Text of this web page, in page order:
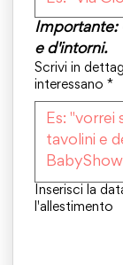
Importante:
e d'intorni.
Scrivi in
interessano *
Inserisci la
l'allestimento